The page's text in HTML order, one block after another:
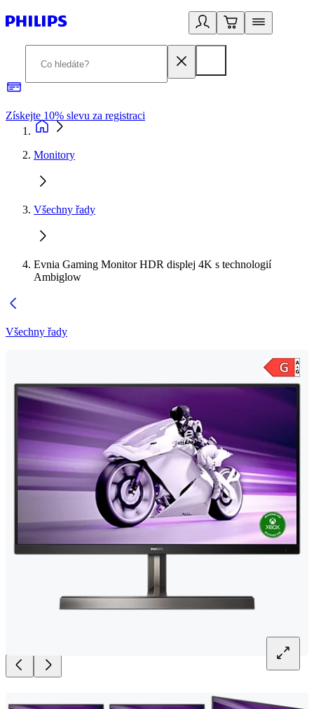
Získejte 10% slevu za registraci
Monitory
Všechny řady
Evnia Gaming Monitor HDR displej 4K s technologií
Ambiglow
Všechny řady